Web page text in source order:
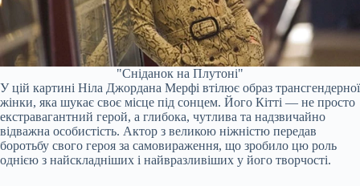
"Сніданок на Плутоні"
У цій картині Ніла Джордана Мерфі втілює образ трансгендерної
жінки, яка шукає своє місце під сонцем. Його Кітті — не просто
екстравагантний герой, а глибока, чутлива та надзвичайно
відважна особистість. Актор з великою ніжністю передав
боротьбу свого героя за самовираження, що зробило цю роль
однією з найскладніших і найвразливіших у його творчості.